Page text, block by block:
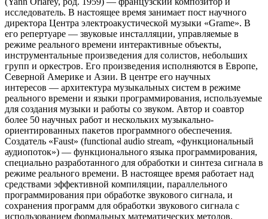
исследователь. В настоящее время занимает пост научного
директора Центра электроакустической музыки «Grame». В
его репертуаре — звуковые инсталляции, управляемые в
режиме реального времени интерактивные объекты,
инструментальные произведения для солистов, небольших
групп и оркестров. Его произведения исполняются в Европе,
Северной Америке и Азии. В центре его научных
интересов — архитектура музыкальных систем в режиме
реального времени и языки программирования, используемые
для создания музыки и работы со звуком. Автор и соавтор
более 50 научных работ и нескольких музыкально-
ориентированных пакетов программного обеспечения.
Создатель «Faust» (functional audio stream, «функциональный
аудиопоток») — функционального языка программирования,
специально разработанного для обработки и синтеза сигнала в
режиме реального времени. В настоящее время работает над
средствами эффективной компиляции, параллельного
программирования при обработке звукового сигнала, и
сохранения программ для обработки звукового сигнала с
использованием формальных математических методов.